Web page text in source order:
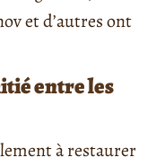
et d’autres ont
entre les
à restaurer